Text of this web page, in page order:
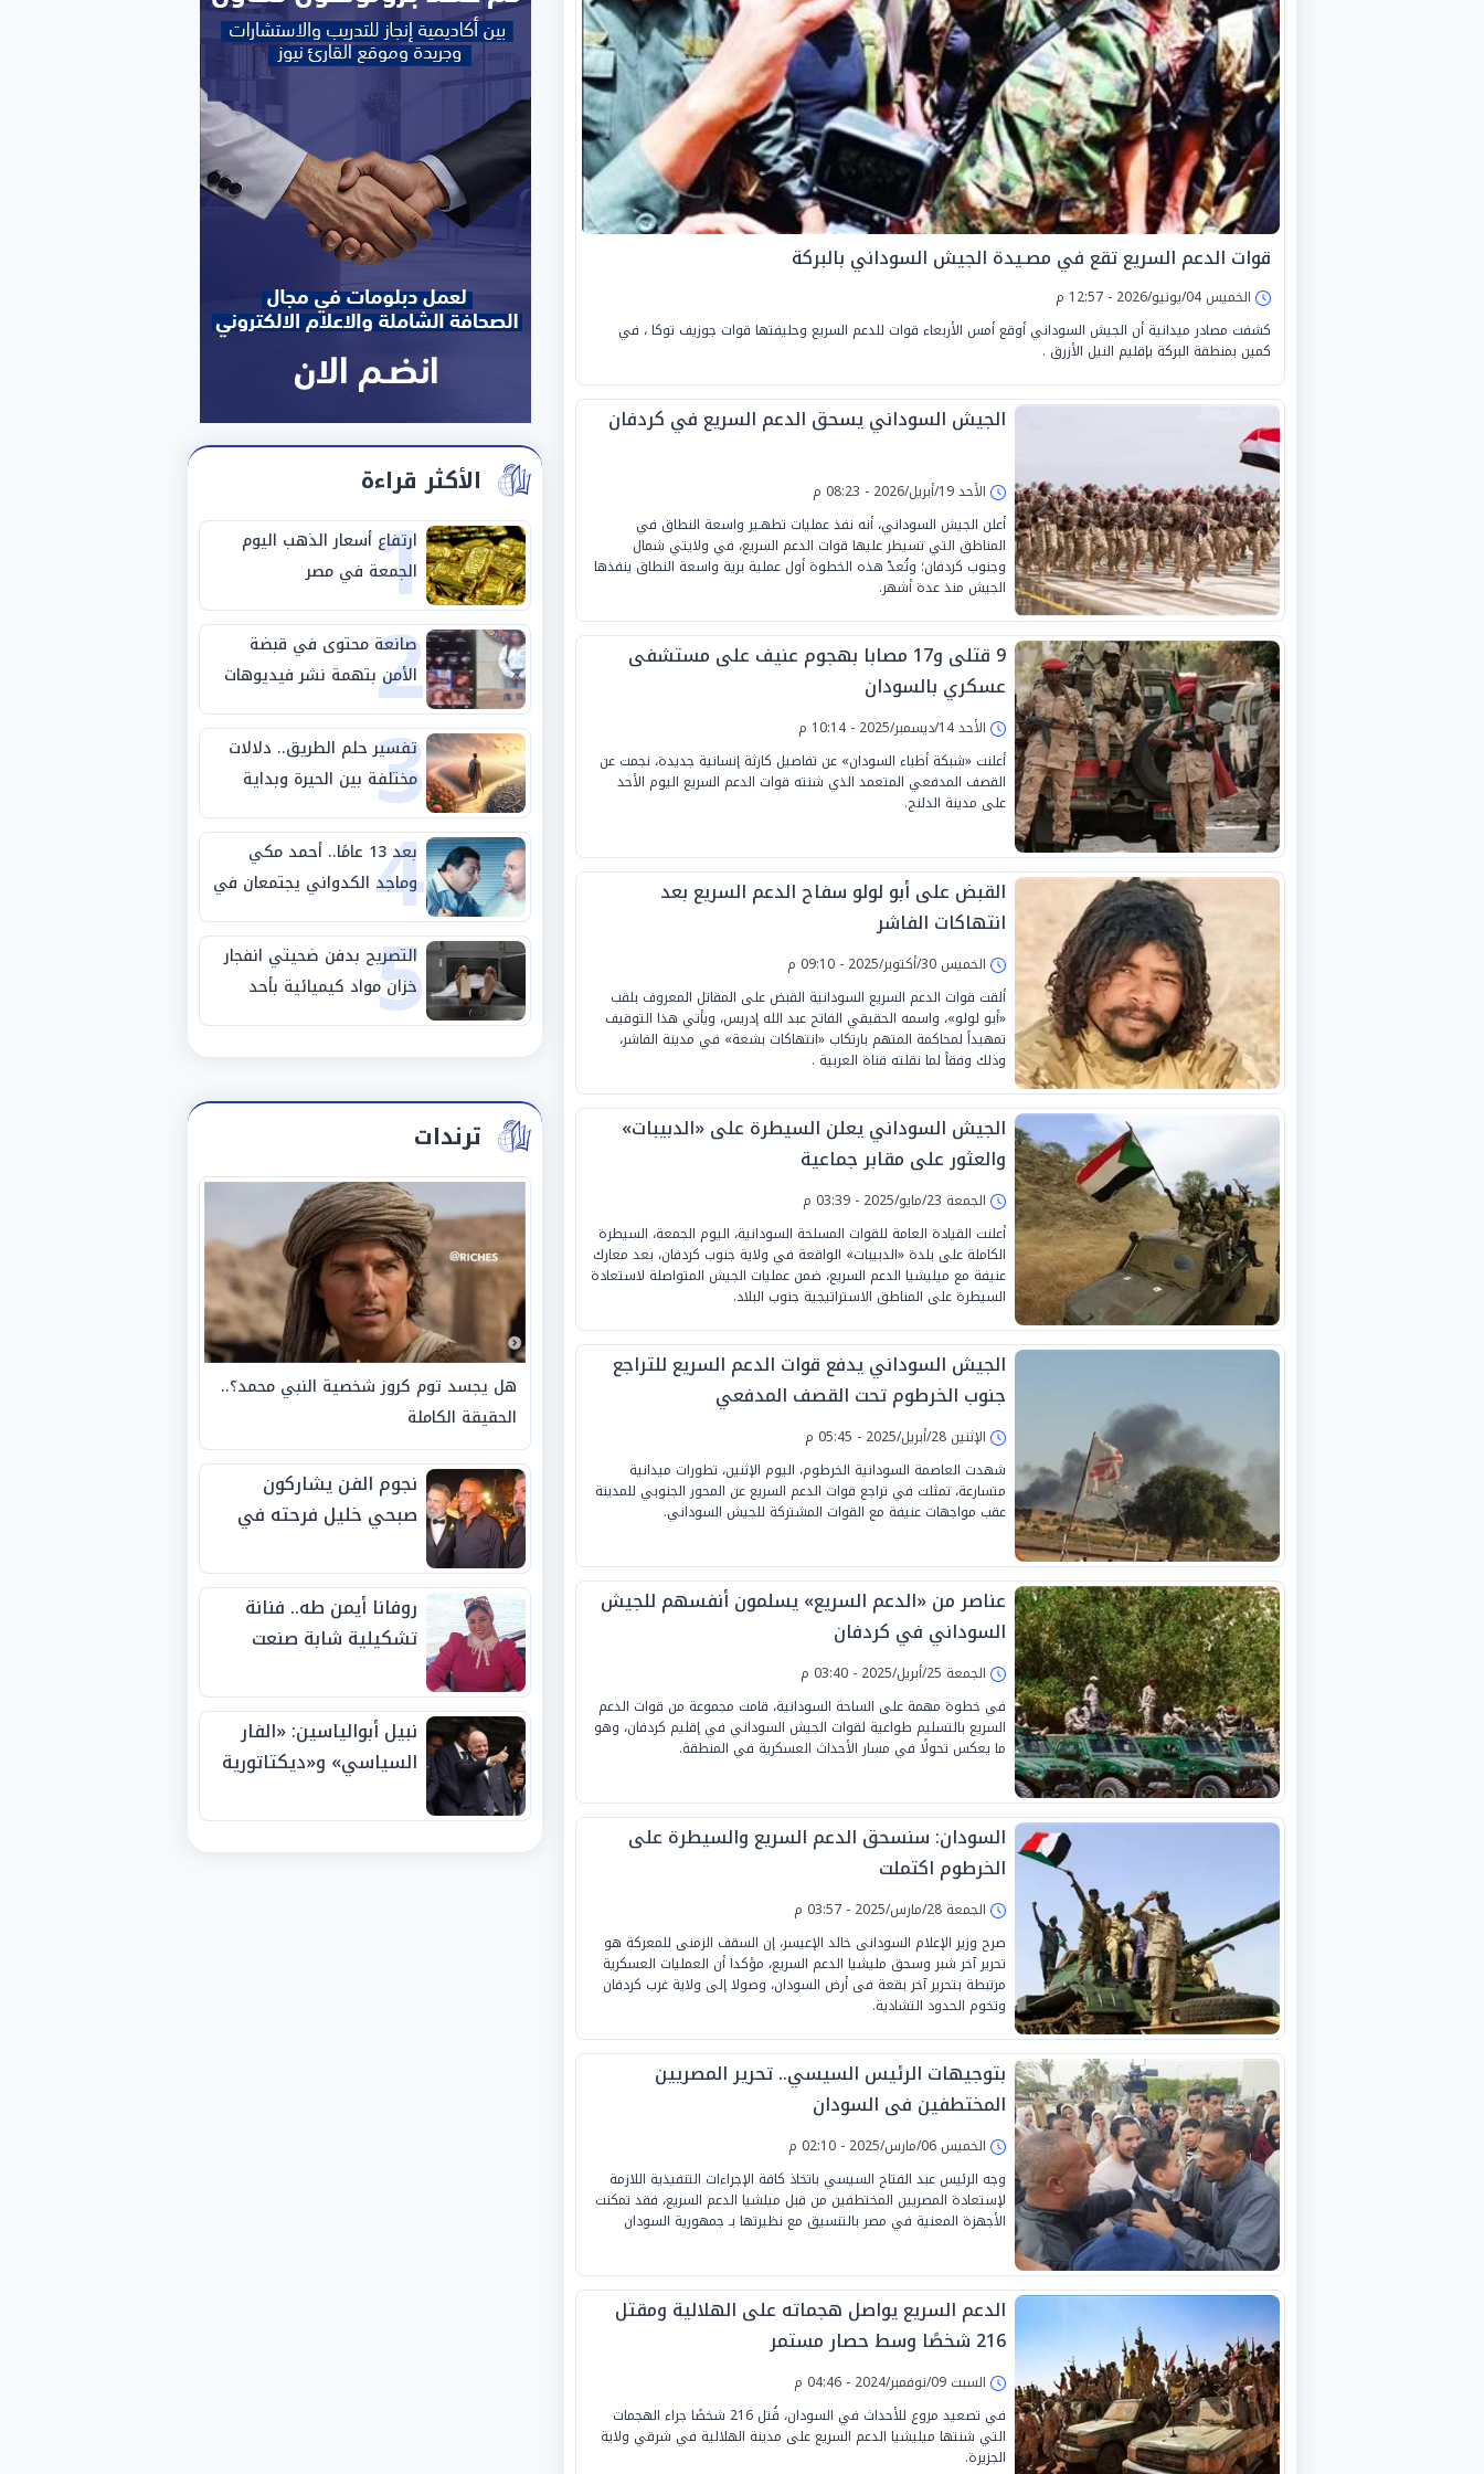
قوات الدعم السريع تقع في مصـيدة الجيش السوداني بالبركة
الخميس 04/يونيو/2026 - 12:57 م
كشفت مصادر ميدانية أن الجيش السوداني أوقع أمس الأربعاء قوات للدعم السريع وحليفتها قوات جوزيف توكا ، في
كمين بمنطقة البركة بإقليم النيل الأزرق .
الجيش السوداني يسحق الدعم السريع في كردفان
الأحد 19/أبريل/2026 - 08:23 م
أعلن الجيش السوداني، أنه نفذ عمليات تطهـير واسعة النطاق في
المناطق التي تسيطر عليها قوات الدعم السريع، في ولايتي شمال
وجنوب كردفان؛ وتُعدّ هذه الخطوة أول عملية برية واسعة النطاق ينفذها
الجيش منذ عدة أشهر.
9 قتلى و17 مصابا بهجوم عنيف على مستشفى
عسكري بالسودان
الأحد 14/ديسمبر/2025 - 10:14 م
أعلنت «شبكة أطباء السودان» عن تفاصيل كارثة إنسانية جديدة، نجمت عن
القصف المدفعي المتعمد الذي شنته قوات الدعم السريع اليوم الأحد
على مدينة الدلنج.
القبض على أبو لولو سفاح الدعم السريع بعد
انتهاكات الفاشر
الخميس 30/أكتوبر/2025 - 09:10 م
ألقت قوات الدعم السريع السودانية القبض على المقاتل المعروف بلقب
«أبو لولو»، واسمه الحقيقي الفاتح عبد الله إدريس، ويأتي هذا التوقيف
تمهيداً لمحاكمة المتهم بارتكاب «انتهاكات بشعة» في مدينة الفاشر،
وذلك وفقاً لما نقلته قناة العربية .
الجيش السوداني يعلن السيطرة على «الدبيبات»
والعثور على مقابر جماعية
الجمعة 23/مايو/2025 - 03:39 م
أعلنت القيادة العامة للقوات المسلحة السودانية، اليوم الجمعة، السيطرة
الكاملة على بلدة «الدبيبات» الواقعة في ولاية جنوب كردفان، بعد معارك
عنيفة مع ميليشيا الدعم السريع، ضمن عمليات الجيش المتواصلة لاستعادة
السيطرة على المناطق الاستراتيجية جنوب البلاد.
الجيش السوداني يدفع قوات الدعم السريع للتراجع
جنوب الخرطوم تحت القصف المدفعي
الإثنين 28/أبريل/2025 - 05:45 م
شهدت العاصمة السودانية الخرطوم، اليوم الإثنين، تطورات ميدانية
متسارعة، تمثلت في تراجع قوات الدعم السريع عن المحور الجنوبي للمدينة
عقب مواجهات عنيفة مع القوات المشتركة للجيش السوداني.
عناصر من «الدعم السريع» يسلمون أنفسهم للجيش
السوداني في كردفان
الجمعة 25/أبريل/2025 - 03:40 م
في خطوة مهمة على الساحة السودانية، قامت مجموعة من قوات الدعم
السريع بالتسليم طواعية لقوات الجيش السوداني في إقليم كردفان، وهو
ما يعكس تحولًا في مسار الأحداث العسكرية في المنطقة.
السودان: سنسحق الدعم السريع والسيطرة على
الخرطوم اكتملت
الجمعة 28/مارس/2025 - 03:57 م
صرح وزير الإعلام السودانى خالد الإعيسر، إن السقف الزمنى للمعركة هو
تحرير آخر شبر وسحق مليشيا الدعم السريع، مؤكدا أن العمليات العسكرية
مرتبطة بتحرير آخر بقعة فى أرض السودان، وصولا إلى ولاية غرب كردفان
وتخوم الحدود التشادية.
بتوجيهات الرئيس السيسي.. تحرير المصريين
المختطفين فى السودان
الخميس 06/مارس/2025 - 02:10 م
وجه الرئيس عبد الفتاح السيسي باتخاذ كافة الإجراءات التنفيذية اللازمة
لإستعادة المصريين المختطفين من قبل ميلشيا الدعم السريع، فقد تمكنت
الأجهزة المعنية في مصر بالتنسيق مع نظيرتها بـ جمهورية السودان
الدعم السريع يواصل هجماته على الهلالية ومقتل
216 شخصًا وسط حصار مستمر
السبت 09/نوفمبر/2024 - 04:46 م
في تصعيد مروع للأحداث في السودان، قُتل 216 شخصًا جراء الهجمات
التي شنتها ميليشيا الدعم السريع على مدينة الهلالية في شرقي ولاية
الجزيرة.
الأكثر قراءة
1
ارتفاع أسعار الذهب اليوم
الجمعة في مصر
2
صانعة محتوى في قبضة
الأمن بتهمة نشر فيديوهات
خادشة للحياء
3
تفسير حلم الطريق.. دلالات
مختلفة بين الحيرة وبداية
مرحلة جديدة
4 بعد 13 عامًا.. أحمد مكي
وماجد الكدواني يجتمعان في
«فرصة سعيدة»
5
التصريح بدفن ضحيتي انفجار
خزان مواد كيميائية بأحد
مصانع الفيوم
ترندات
هل يجسد توم كروز شخصية النبي محمد؟..
الحقيقة الكاملة
نجوم الفن يشاركون
صبحي خليل فرحته في
روفانا أيمن طه.. فنانة
تشكيلية شابة صنعت
الجوائز منذ الصغر
نبيل أبوالياسين: «الفار
السياسي» و«ديكتاتورية
الفيفا».. وإقالة